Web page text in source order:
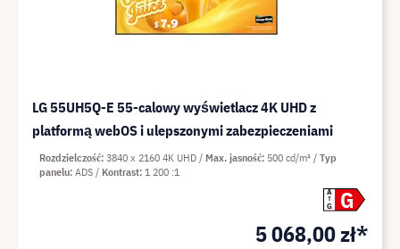
LG 55UH5Q-E 55-calowy wyświetlacz 4K UHD z
platformą webOS i ulepszonymi zabezpieczeniami
A
G
G
5 068,00 zł*
Rozdzielczość 3840 x 2160 4K UHD Max. jasność 500 cd/m²
Typ
panelu ADS Kontrast 1 200 :1